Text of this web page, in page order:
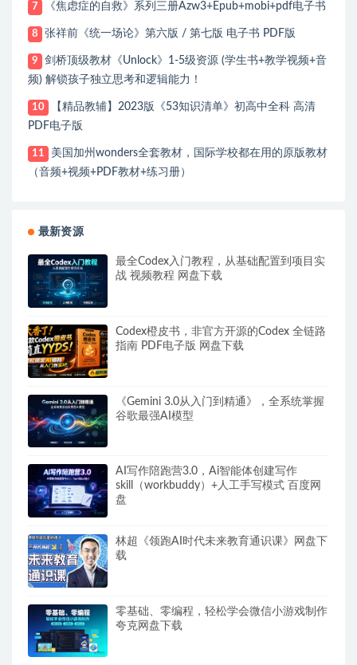
7 《焦虑症的自救》系列三册Azw3+Epub+mobi+pdf电子书
8 张祥前《统一场论》第六版 / 第七版 电子书 PDF版
9
剑桥顶级教材《Unlock》1-5级资源 (学生书+教学视频+音
频) 解锁孩子独立思考和逻辑能力！
10
【精品教辅】2023版《53知识清单》初高中全科 高清
PDF电子版
11
美国加州wonders全套教材，国际学校都在用的原版教材
（音频+视频+PDF教材+练习册）
最新资源
最全Codex入门教程，从基础配置到项目实
战 视频教程 网盘下载
Codex橙皮书，非官方开源的Codex 全链路
指南 PDF电子版 网盘下载
《Gemini 3.0从入门到精通》，全系统掌握
谷歌最强AI模型
AI写作陪跑营3.0，Ai智能体创建写作
skill（workbuddy）+人工手写模式 百度网
盘
林超《领跑AI时代未来教育通识课》网盘下
载
零基础、零编程，轻松学会微信小游戏制作
夸克网盘下载